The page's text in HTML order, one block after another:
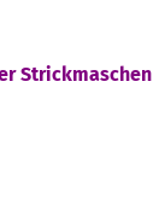
Strickmaschen